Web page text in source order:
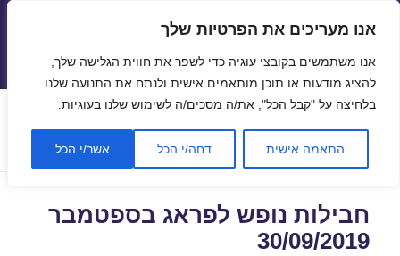
אנו מעריכים את הפרטיות שלך
אנו משתמשים בקובצי עוגיה כדי לשפר את חווית הגלישה שלך,
להציג מודעות או תוכן מותאמים אישית ולנתח את התנועה שלנו.
בלחיצה על "קבל הכל", את/ה מסכים/ה לשימוש שלנו בעוגיות.
התאמה אישית דחה/י הכל אשר/י הכל
תפריטים
ווידג'טים
תגית:טיסות לפראג הדקה ה-90
חבילות נופש לפראג בספטמבר
30/09/2019